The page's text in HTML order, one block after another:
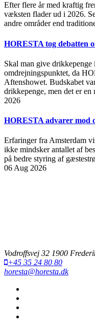
Efter flere år med kraftig
væksten flader ud i 2026.
andre områder end
HORESTA tog debatten
Skal man give
omdrejningspunktet, da
Aftenshowet. Budskabet
drikkepenge, men det er en
2026
HORESTA advarer mod
Erfaringer fra Amsterdam
ikke mindsker antallet af
på bedre styring af
06 Aug 2026
Vodroffsvej 32 1900
+45 35 24 80 80
horesta@horesta.dk